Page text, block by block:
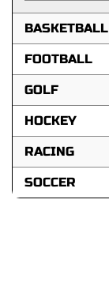
BASKETBALL
FOOTBALL
GOLF
HOCKEY
RACING
SOCCER